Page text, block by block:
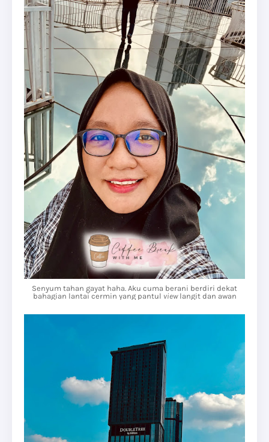
Senyum tahan gayat haha. Aku cuma berani berdiri dekat
bahagian lantai cermin yang pantul viewlangit dan awan